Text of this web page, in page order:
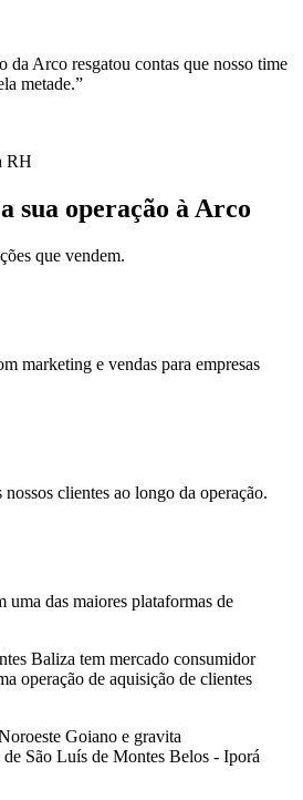
Arco resgatou contas que nosso time
metade.”
RH
sua operação à Arco
que vendem.
marketing e vendas para empresas
nossos clientes ao longo da operação.
uma das maiores plataformas de
Baliza tem mercado consumidor
operação de aquisição de clientes
Goiano e gravita
São Luís de Montes Belos - Iporá